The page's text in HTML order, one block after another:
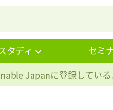
スタディ セミ
Japanに登録している